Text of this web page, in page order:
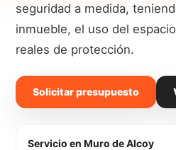
seguridad a medida,
inmueble, el uso del
reales de protección.
Solicitar presupuesto
Servicio en Muro de Alcoy